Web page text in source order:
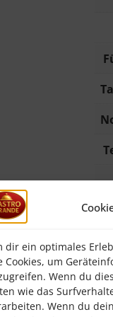
dir ein optimales
Cookies, um
Wenn du
wie das
Wenn du